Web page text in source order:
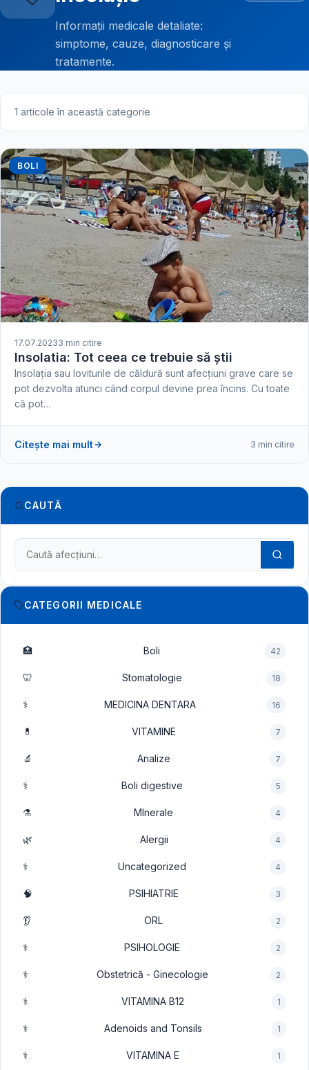
Informații medicale detaliate:
simptome, cauze, diagnosticare și
tratamente.
1 articole în această categorie
BOLI
17.07.20233 min citire
Insolatia: Tot ceea ce trebuie să știi
Insolația sau loviturile de căldură sunt afecțiuni grave care se
pot dezvolta atunci când corpul devine prea încins. Cu toate
că pot…
Citește mai mult 3 min citire
CAUTĂ
Caută în dicționarul medical
CATEGORII MEDICALE
🏥 Boli 42
🦷 Stomatologie 18
⚕️ MEDICINA DENTARA 16
💊 VITAMINE 7
🔬 Analize 7
⚕️ Boli digestive 5
⚗️ MInerale 4
🌿 Alergii 4
⚕️ Uncategorized 4
🧠 PSIHIATRIE 3
👂 ORL 2
⚕️ PSIHOLOGIE 2
⚕️ Obstetrică - Ginecologie 2
⚕️ VITAMINA B12 1
⚕️ Adenoids and Tonsils 1
⚕️ VITAMINA E 1